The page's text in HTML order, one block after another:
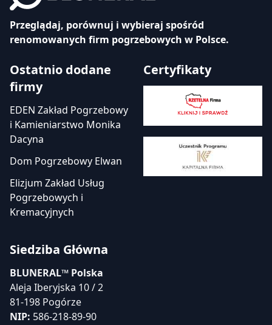
Przeglądaj, porównuj i wybieraj spośród
renomowanych firm pogrzebowych w Polsce.
Ostatnio dodane
firmy
EDEN Zakład Pogrzebowy
i Kamieniarstwo Monika
Dacyna
Dom Pogrzebowy Elwan
Elizjum Zakład Usług
Pogrzebowych i
Kremacyjnych
Certyfikaty
Siedziba Główna
BLUNERAL™ Polska
Aleja Iberyjska 10 / 2
81-198 Pogórze
NIP: 586-218-89-90